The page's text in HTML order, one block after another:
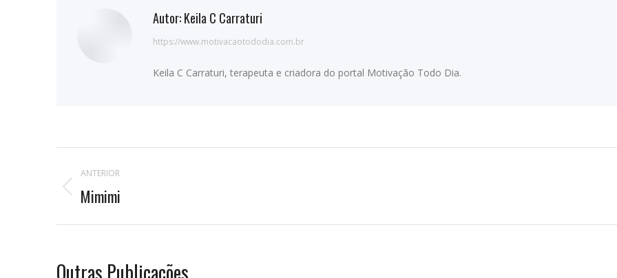
Autor:Keila C Carraturi
https://www.motivacaotododia.com.br
Keila C Carraturi, terapeuta e criadora do portal Motivação Todo Dia.
Navegação
de
postagens
ANTERIOR
Publicação
Mimimi
Outras Publicações